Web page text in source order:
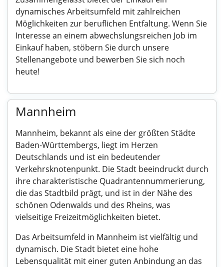
dynamisches Arbeitsumfeld mit zahlreichen
Möglichkeiten zur beruflichen Entfaltung. Wenn Sie
Interesse an einem abwechslungsreichen Job im
Einkauf haben, stöbern Sie durch unsere
Stellenangebote und bewerben Sie sich noch
heute!
Mannheim
Mannheim, bekannt als eine der größten Städte
Baden-Württembergs, liegt im Herzen
Deutschlands und ist ein bedeutender
Verkehrsknotenpunkt. Die Stadt beeindruckt durch
ihre charakteristische Quadrantennummerierung,
die das Stadtbild prägt, und ist in der Nähe des
schönen Odenwalds und des Rheins, was
vielseitige Freizeitmöglichkeiten bietet.
Das Arbeitsumfeld in Mannheim ist vielfältig und
dynamisch. Die Stadt bietet eine hohe
Lebensqualität mit einer guten Anbindung an das